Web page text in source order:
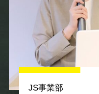
JS事業部